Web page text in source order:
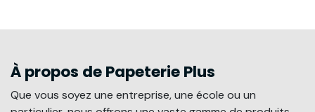
À propos de Papeterie Plus
Que vous soyez une entreprise, une école ou un